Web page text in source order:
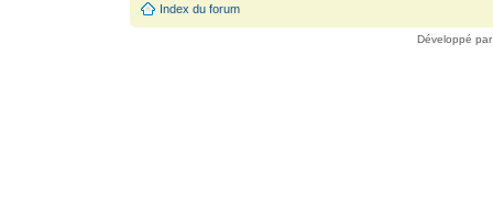
Index du forum
Développé